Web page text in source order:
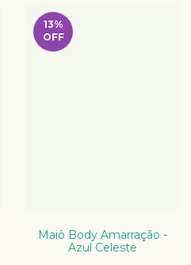
13%
OFF
Maiô Body Amarração -
Azul Celeste